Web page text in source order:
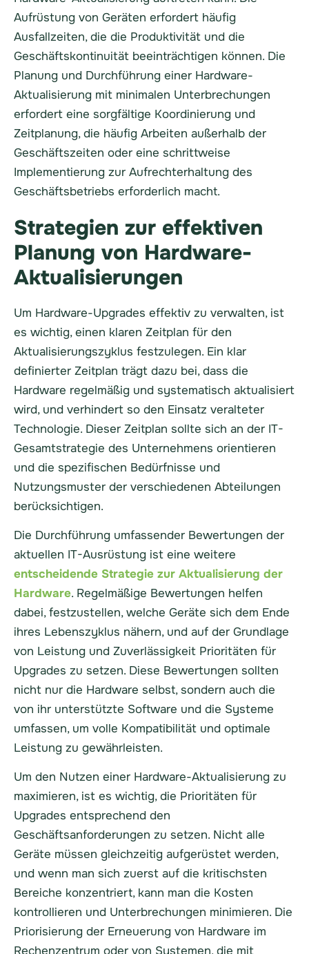
Aufrüstung von Geräten erfordert häufig
Ausfallzeiten, die die Produktivität und die
Geschäftskontinuität beeinträchtigen können. Die
Planung und Durchführung einer Hardware-
Aktualisierung mit minimalen Unterbrechungen
erfordert eine sorgfältige Koordinierung und
Zeitplanung, die häufig Arbeiten außerhalb der
Geschäftszeiten oder eine schrittweise
Implementierung zur Aufrechterhaltung des
Geschäftsbetriebs erforderlich macht.
Strategien zur effektiven
Planung von Hardware-
Aktualisierungen
Um Hardware-Upgrades effektiv zu verwalten, ist
es wichtig, einen klaren Zeitplan für den
Aktualisierungszyklus festzulegen. Ein klar
definierter Zeitplan trägt dazu bei, dass die
Hardware regelmäßig und systematisch aktualisiert
wird, und verhindert so den Einsatz veralteter
Technologie. Dieser Zeitplan sollte sich an der IT-
Gesamtstrategie des Unternehmens orientieren
und die spezifischen Bedürfnisse und
Nutzungsmuster der verschiedenen Abteilungen
berücksichtigen.
Die Durchführung umfassender Bewertungen der
aktuellen IT-Ausrüstung ist eine weitere
entscheidende Strategie zur Aktualisierung der
Hardware. Regelmäßige Bewertungen helfen
dabei, festzustellen, welche Geräte sich dem Ende
ihres Lebenszyklus nähern, und auf der Grundlage
von Leistung und Zuverlässigkeit Prioritäten für
Upgrades zu setzen. Diese Bewertungen sollten
nicht nur die Hardware selbst, sondern auch die
von ihr unterstützte Software und die Systeme
umfassen, um volle Kompatibilität und optimale
Leistung zu gewährleisten.
Um den Nutzen einer Hardware-Aktualisierung zu
maximieren, ist es wichtig, die Prioritäten für
Upgrades entsprechend den
Geschäftsanforderungen zu setzen. Nicht alle
Geräte müssen gleichzeitig aufgerüstet werden,
und wenn man sich zuerst auf die kritischsten
Bereiche konzentriert, kann man die Kosten
kontrollieren und Unterbrechungen minimieren. Die
Priorisierung der Erneuerung von Hardware im